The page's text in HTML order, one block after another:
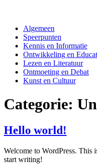
Main
Menu
Algemeen
Speerpunten
Kennis en Informatie
Ontwikkeling en
Lezen en Literatuur
Ontmoeting en Debat
Kunst en Cultuur
Categorie:
Hello world!
Welcome to WordPress. This
start writing!